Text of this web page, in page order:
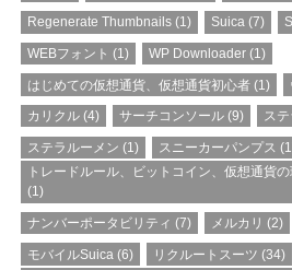
Regenerate Thumbnails(1) Suica(7)
WEBフォント (1) WP Downloader(1)
はじめての仮想通貨、仮想通貨初心者(1)
カリクル(4) サーチコンソール(9) ス
ステラルーメン (1) スニーカーパンプス
トレードルール、ビットコイン、仮想通貨
(1)
ナンバーポータビリティ (7) メルカリ (2)
モバイルSuica (6) リクルートスーツ (34)